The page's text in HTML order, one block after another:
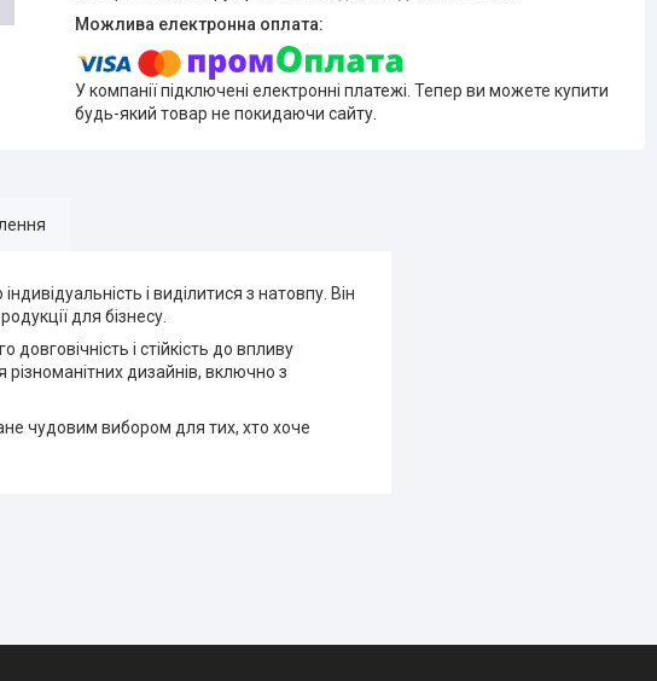
У компанії підключені електронні платежі. Тепер ви можете купити
будь-який товар не покидаючи сайту.
і виділитися з натовпу. Він
для бізнесу.
і стійкість до впливу
дизайнів, включно з
чудовим вибором для тих, хто хоче